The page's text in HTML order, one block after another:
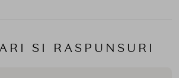
SI RASPUNSURI